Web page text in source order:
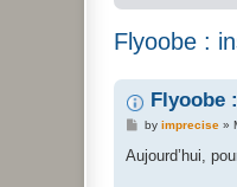
Flyoobe :
Flyoobe
P
s
by imprecise»
Aujourd’hui,